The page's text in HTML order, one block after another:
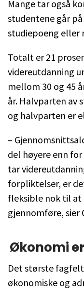
Mange tar også
studentene går
studiepoeng eller
Totalt er 21
videreutdanning
mellom 30 og 45
år. Halvparten av
og halvparten er
–
del høyere enn
tar
forpliktelser, er
fleksible nok til at
gjennomføre, sier
Økonomi
Det største
økonomiske og